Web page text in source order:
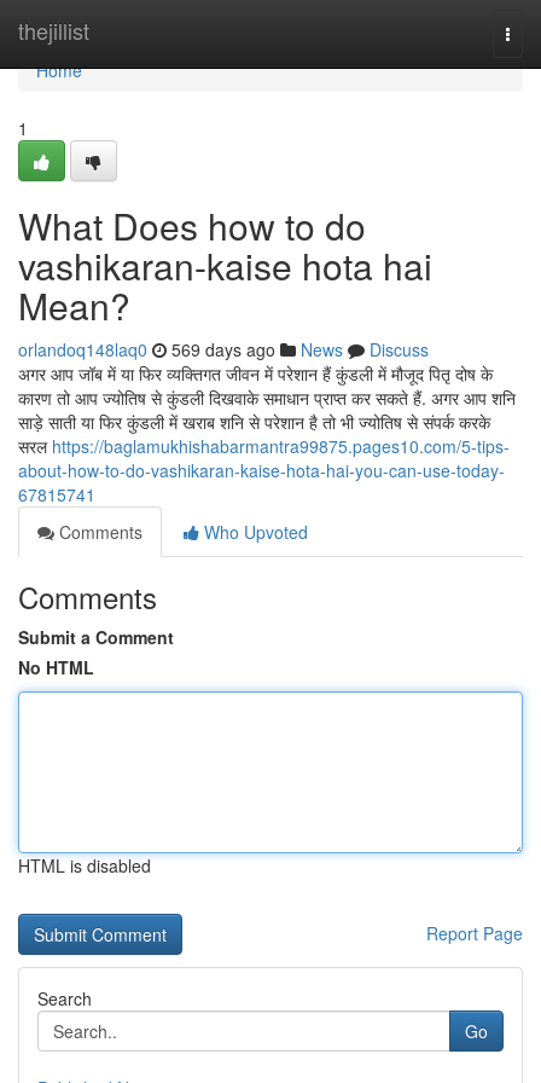
thejillist
Home
Home
1
What Does how to do
vashikaran-kaise hota hai
Mean?
orlandoq148laq0 569 days ago News
Discuss
अगर आप जॉब में या फिर व्यक्तिगत जीवन में परेशान हैं कुंडली में मौजूद पितृ दोष के
कारण तो आप ज्योतिष से कुंडली दिखवाके समाधान प्राप्त कर सकते हैं. अगर आप शनि
साड़े साती या फिर कुंडली में खराब शनि से परेशान है तो भी ज्योतिष से संपर्क करके
सरल https://baglamukhishabarmantra99875.pages10.com/5-tips-
about-how-to-do-vashikaran-kaise-hota-hai-you-can-use-today-
67815741
Comments
Who Upvoted
Comments
Submit a Comment
No HTML
HTML is disabled
Report Page
Search
Go